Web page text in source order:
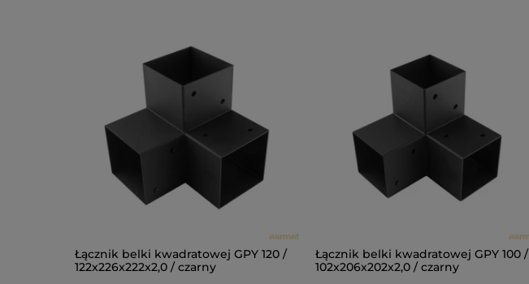
Łącznik belki kwadratowej GPY 120 /
122x226x222x2,0 / czarny
Łącznik belki kwadratowej GPY 100 /
102x206x202x2,0 / czarny